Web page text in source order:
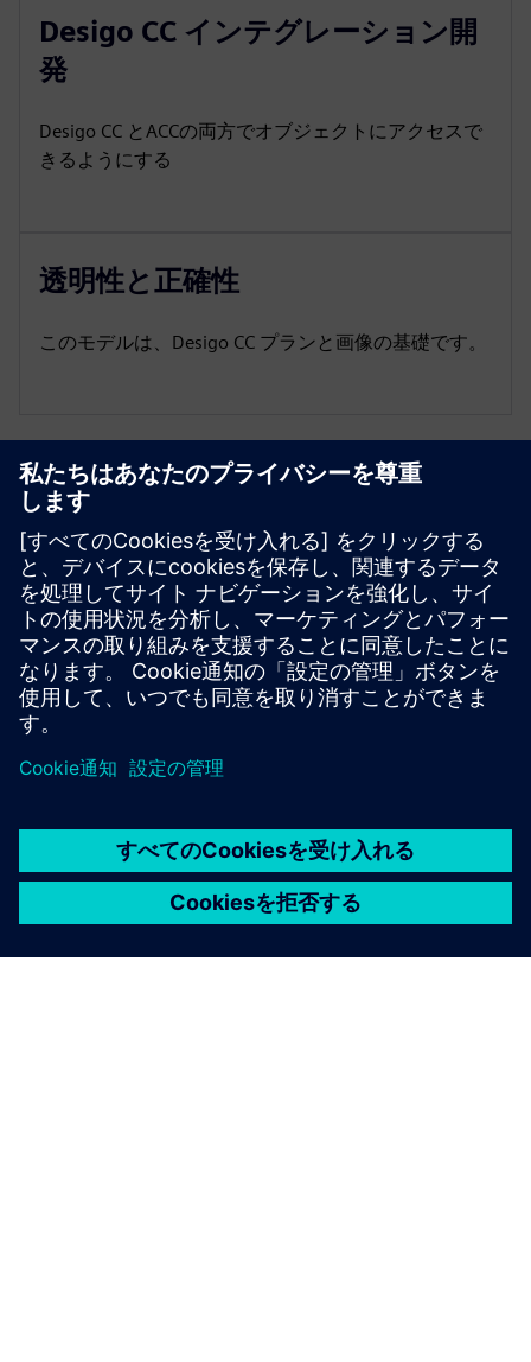
Desigo CC インテグレーション開
発
Desigo CC とACCの両方でオブジェクトにアクセスで
きるようにする
透明性と正確性
このモデルは、Desigo CC プランと画像の基礎です。
リソースと関連製品の詳細
必要条件
要件はありません